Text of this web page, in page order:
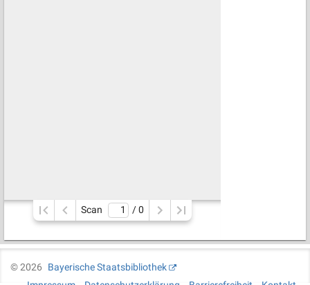
Scan / 0
©2026
Bayerische Staatsbibliothek